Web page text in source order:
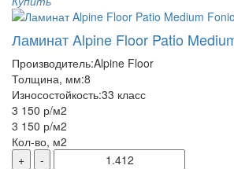
Ламинат Alpine Floor Patio
Производитель:Alpine Floor
Толщина, мм:8
Износостойкость:33 класс
3 150 р/м2
3 150 р/м2
Кол-во, м2
+
-